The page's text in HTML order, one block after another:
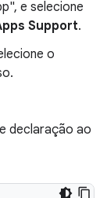
e selecione
Support.
o
declaração ao